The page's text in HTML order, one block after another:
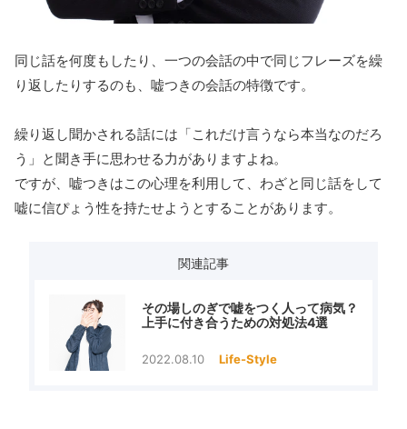
同じ話を何度もしたり、一つの会話の中で同じフレーズを繰
り返したりするのも、嘘つきの会話の特徴です。
繰り返し聞かされる話には「これだけ言うなら本当なのだろ
う」と聞き手に思わせる力がありますよね。
ですが、嘘つきはこの心理を利用して、わざと同じ話をして
嘘に信ぴょう性を持たせようとすることがあります。
関連記事
その場しのぎで嘘をつく人って病気？
上手に付き合うための対処法4選
2022.08.10 Life-Style